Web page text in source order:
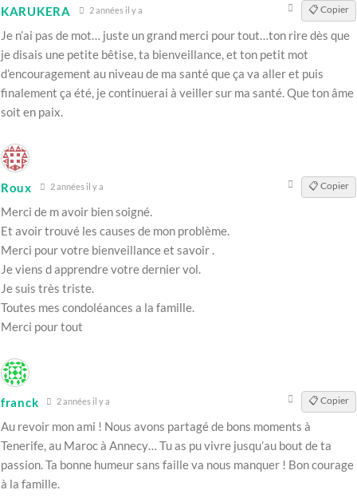
KARUKERA 2 années il y a 📋 Copier
Je n’ai pas de mot… juste un grand merci pour tout…ton rire dès que
je disais une petite bêtise, ta bienveillance, et ton petit mot
d’encouragement au niveau de ma santé que ça va aller et puis
finalement ça été, je continuerai à veiller sur ma santé. Que ton âme
soit en paix.
Roux 2 années il y a 📋 Copier
Merci de m avoir bien soigné.
Et avoir trouvé les causes de mon problème.
Merci pour votre bienveillance et savoir .
Je viens d apprendre votre dernier vol.
Je suis très triste.
Toutes mes condoléances a la famille.
Merci pour tout
franck 2 années il y a 📋 Copier
Au revoir mon ami ! Nous avons partagé de bons moments à
Tenerife, au Maroc à Annecy… Tu as pu vivre jusqu’au bout de ta
passion. Ta bonne humeur sans faille va nous manquer ! Bon courage
à la famille.